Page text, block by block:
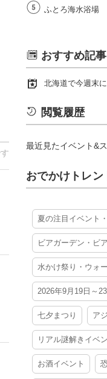
ふとろ海水浴場
おすすめ記事
北海道で今週末
閲覧履歴
最近見たイベント&
おでかけトレン
夏の注目イベント
ビアガーデン・ビ
水かけ祭り・ウォ
2026年9月19日～
七夕まつり ア
リアル謎解きイベ
お酒イベント